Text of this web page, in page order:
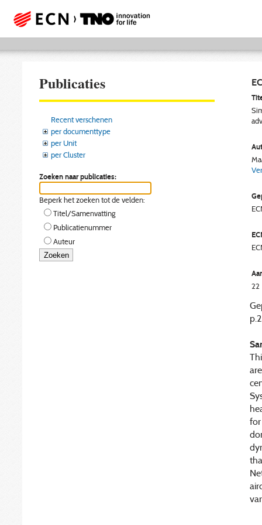
Publicaties
Recent verschenen
per documenttype
per Unit
per Cluster
Zoeken naar publicaties:
Beperk het zoeken tot de velden:
Titel/Samenvatting
Publicatienummer
Auteur
22